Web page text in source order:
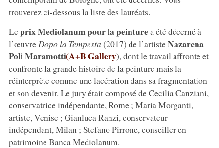
trouverez ci-dessous la liste des lauréats.
Leprix Mediolanum pour la peinturea été décerné à
l’œuvre Dopo la Tempesta (2017) de l’artisteNazarena
Poli Maramotti(A+B Gallery), dont le travail affronte et
confronte la grande histoire de la peinture mais la
réinterprète comme une lacération dans sa fragmentation
et son devenir. Le jury était composé de Cecilia Canziani,
conservatrice indépendante, Rome ; Maria Morganti,
artiste, Venise ; Gianluca Ranzi, conservateur
indépendant, Milan ; Stefano Pirrone, conseiller en
patrimoine Banca Mediolanum.